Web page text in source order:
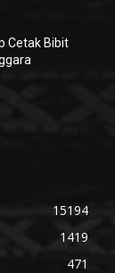
Cetak Bibit
15194
1419
471